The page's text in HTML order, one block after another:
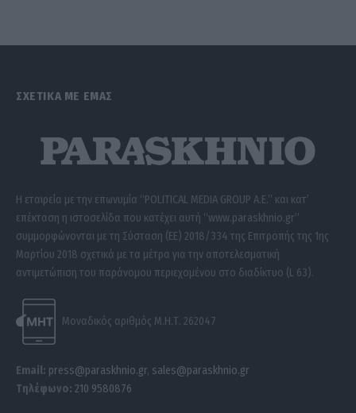
ΣΧΕΤΙΚΑ ΜΕ ΕΜΑΣ
Η εταιρεία με την επωνυμία “POLITICAL MEDIA GROUP A.E.” και κατ’
επέκταση η ιστοσελίδα που κατέχει αυτή “www.paraskhnio.gr”
συμμορφώνονται με τη Σύσταση (ΕΕ) 2018/334 της Επιτροπής της 1ης
Μαρτίου 2018 σχετικά με τα μέτρα για την αποτελεσματική
αντιμετώπιση του παράνομου περιεχομένου στο διαδίκτυο (L 63).
Μοναδικός αριθμός Μ.Η.Τ. 262047
Email: press@paraskhnio.gr, sales@paraskhnio.gr
Τηλέφωνο: 210 9580876